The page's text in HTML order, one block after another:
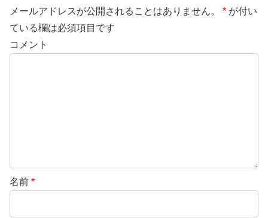
メールアドレスが公開されることはありません。 * が付い
ている欄は必須項目です
コメント
名前 *